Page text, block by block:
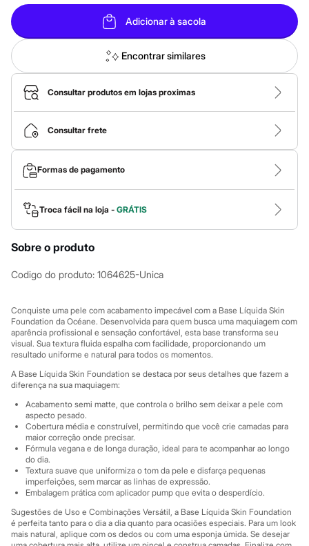
Blusas e Camisetas
Básicos
Calças
Casacos e Jaquetas
Jeans
Macacões
Saias
Shorts e Bermudas
Vestidos
Acessórios
Bolsas
Bonés e Chapéus
Bijoux
Cintos
Óculos
Relógios
Calçados
Botas
Rasteirinhas
Sapatilhas
City
Clock House
Mindset
Sawary
Yessica
Moda esportiva
Acessórios
Blusas
Calçados
Leggings
Shorts e Bermudas
Tops
Moda íntima
Calcinhas
Cintas e Modeladores
Meias
Pijamas
Sutiãs e Tops
Moda praia
Adicionar à sacola
Encontrar similares
Consultar produtos em lojas proximas
Consultar frete
Formas de pagamento
Troca fácil na loja - GRÁTIS
Sobre o produto
Codigo do produto: 1064625-Unica
Conquiste uma pele com acabamento impecável com a Base Líquida Skin
Foundation da Océane. Desenvolvida para quem busca uma maquiagem com
aparência profissional e sensação confortável, esta base transforma seu
visual. Sua textura fluida espalha com facilidade, proporcionando um
resultado uniforme e natural para todos os momentos.
A Base Líquida Skin Foundation se destaca por seus detalhes que fazem a
diferença na sua maquiagem:
Acabamento semi matte, que controla o brilho sem deixar a pele com
aspecto pesado.
Cobertura média e construível, permitindo que você crie camadas para
maior correção onde precisar.
Fórmula vegana e de longa duração, ideal para te acompanhar ao longo
do dia.
Textura suave que uniformiza o tom da pele e disfarça pequenas
imperfeições, sem marcar as linhas de expressão.
Embalagem prática com aplicador pump que evita o desperdício.
Sugestões de Uso e Combinações Versátil, a Base Líquida Skin Foundation
é perfeita tanto para o dia a dia quanto para ocasiões especiais. Para um look
mais natural, aplique com os dedos ou com uma esponja úmida. Se desejar